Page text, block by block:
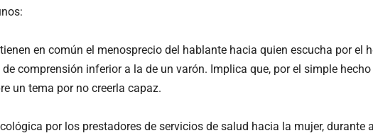
en común el menosprecio del hablante hacia quien escucha por el
comprensión inferior a la de un varón. Implica que, por el simple hecho
un tema por no creerla capaz.
por los prestadores de servicios de salud hacia la mujer, durante